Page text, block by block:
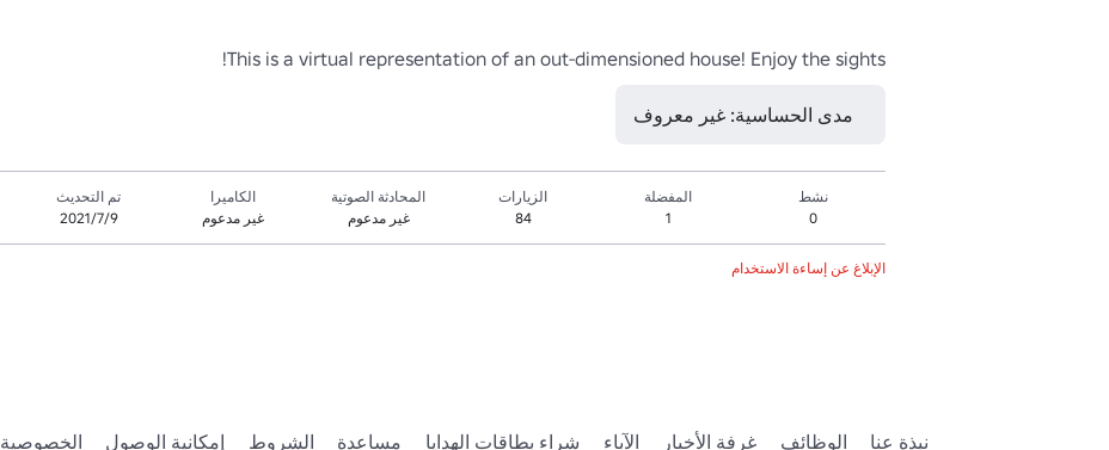
This is a virtual representation of an out-dimensioned house! Enjoy the sights!
مدى الحساسية: غير معروف
نشط
0
المفضلة
1
الزيارات
84
المحادثة الصوتية
غير مدعوم
الكاميرا
غير مدعوم
تم التحديث
9‏/7‏/2021
الإبلاغ عن إساءة الاستخدام
نبذة عنا الوظائف غرفة الأخبار الآباء شراء بطاقات الهدايا مساعدة الشروط إمكانية الوصول الخصوصية